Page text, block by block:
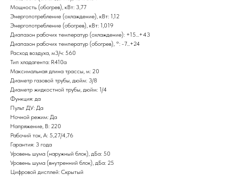
Мощность (обогрев), кВт: 3,77
Энергопотребление (охлаждение), кВт: 1,12
Энергопотребление (обогрев), кВт: 1,019
Диапазон рабочих температур (охлаждение): +15...+43
Диапазон рабочих температур (обогрев), °: -7...+24
Расход воздуха, м3/ч: 560
Тип хладагента: R410a
Максимальная длина трассы, м: 20
Диаметр газовой трубы, дюйм: 3/8
Диаметр жидкостной трубы, дюйм: 1/4
Функция: да
Пульт ДУ: Да
Ночной режим: Да
Напряжение, В: 220
Рабочий ток, А: 5,27/4,76
Гарантия: 3 года
Уровень шума (наружный блок), дБа: 50
Уровень шума (внутренний блок), дБа: 25
Цифровой дисплей: Скрытый